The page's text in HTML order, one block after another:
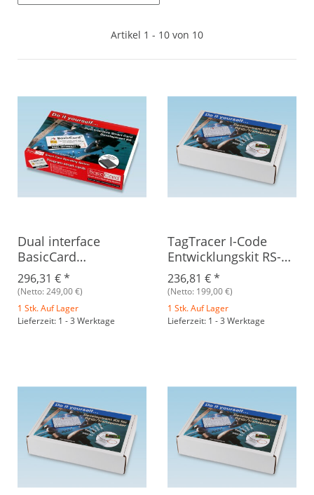
Artikel 1 - 10 von 10
Dual interface
BasicCard
Entwicklungskit V2
296,31 €*
(Netto: 249,00 €)
1 Stk. Auf Lager
Lieferzeit: 1 - 3 Werktage
TagTracer I-Code
Entwicklungskit RS-
232
236,81 €*
(Netto: 199,00 €)
1 Stk. Auf Lager
Lieferzeit: 1 - 3 Werktage